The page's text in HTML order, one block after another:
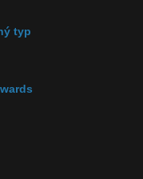
typ